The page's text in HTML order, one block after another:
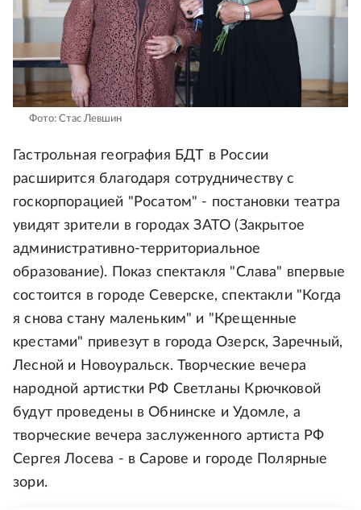
Фото: Стас Левшин
Гастрольная география БДТ в России
расширится благодаря сотрудничеству с
госкорпорацией "Росатом" - постановки театра
увидят зрители в городах ЗАТО (Закрытое
административно-территориальное
образование). Показ спектакля "Слава" впервые
состоится в городе Северске, спектакли "Когда
я снова стану маленьким" и "Крещенные
крестами" привезут в города Озерск, Заречный,
Лесной и Новоуральск. Творческие вечера
народной артистки РФ Светланы Крючковой
будут проведены в Обнинске и Удомле, а
творческие вечера заслуженного артиста РФ
Сергея Лосева - в Сарове и городе Полярные
зори.